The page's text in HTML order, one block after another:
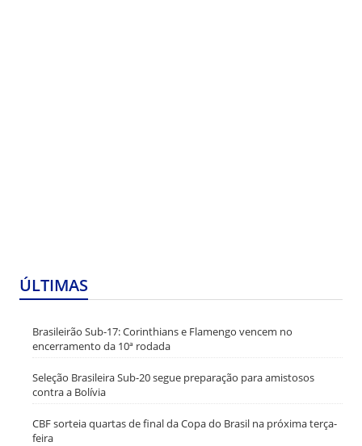
ÚLTIMAS
Brasileirão Sub-17: Corinthians e Flamengo vencem no
encerramento da 10ª rodada
Seleção Brasileira Sub-20 segue preparação para amistosos
contra a Bolívia
CBF sorteia quartas de final da Copa do Brasil na próxima terça-
feira